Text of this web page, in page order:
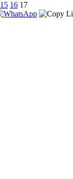
15 16 17